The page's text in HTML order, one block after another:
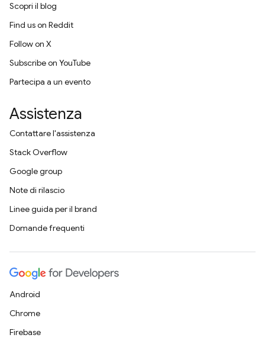
Scopri il blog
Find us on Reddit
Follow on X
Subscribe on YouTube
Partecipa a un evento
Assistenza
Contattare l'assistenza
Stack Overflow
Google group
Note di rilascio
Linee guida per il brand
Domande frequenti
Android
Chrome
Firebase